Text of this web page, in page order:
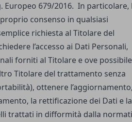
Europeo 679/2016. In particolare,
consenso in qualsiasi
richiesta al Titolare del
l’accesso ai Dati Personali,
forniti al Titolare e ove possibile
Titolare del trattamento senza
ottenere
la rettificazione dei Dati e la
trattati in difformità dalla